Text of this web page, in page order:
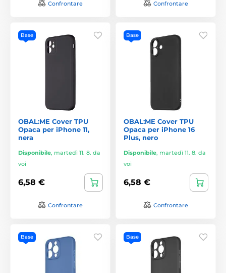
Confrontare Confrontare
Base
OBAL:ME Cover TPU
Opaca per iPhone 11,
nera
Disponibile, martedì 11. 8. da
voi
6,58 €
Confrontare
Base
OBAL:ME Cover TPU
Opaca per iPhone 16
Plus, nero
Disponibile, martedì 11. 8. da
voi
6,58 €
Confrontare
Base Base